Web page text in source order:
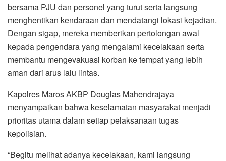
bersama PJU dan personel yang turut serta langsung
menghentikan kendaraan dan mendatangi lokasi kejadian.
Dengan sigap, mereka memberikan pertolongan awal
kepada pengendara yang mengalami kecelakaan serta
membantu mengevakuasi korban ke tempat yang lebih
aman dari arus lalu lintas.
Kapolres Maros AKBP Douglas Mahendrajaya
menyampaikan bahwa keselamatan masyarakat menjadi
prioritas utama dalam setiap pelaksanaan tugas
kepolisian.
“Begitu melihat adanya kecelakaan, kami langsung